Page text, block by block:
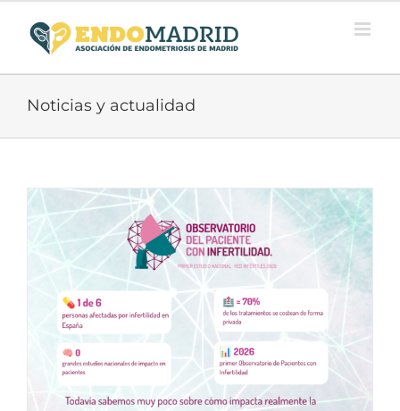
contenido
Noticias y actualidad